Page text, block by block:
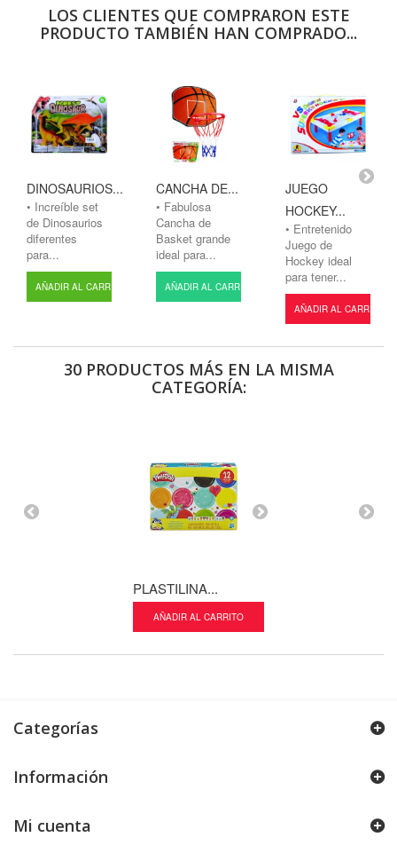
LOS CLIENTES QUE COMPRARON ESTE
PRODUCTO TAMBIÉN HAN COMPRADO...
DINOSAURIOS...
• Increíble set
de Dinosaurios
diferentes
para...
AÑADIR AL CARRITO
CANCHA DE...
• Fabulosa
Cancha de
Basket grande
ideal para...
AÑADIR AL CARRITO
JUEGO
HOCKEY...
• Entretenido
Juego de
Hockey ideal
para tener...
AÑADIR AL CARRITO
30 PRODUCTOS MÁS EN LA MISMA
CATEGORÍA:
PLASTILINA...
AÑADIR AL CARRITO
Categorías
Información
Mi cuenta